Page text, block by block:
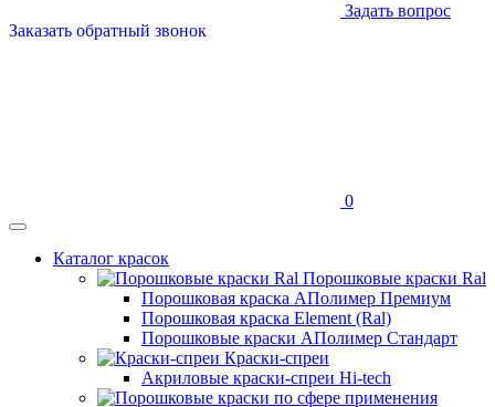
Задать вопрос
Заказать обратный звонок
0
Каталог красок
Порошковые краски Ral
Порошковая краска АПолимер Премиум
Порошковая краска Element (Ral)
Порошковые краски АПолимер Стандарт
Краски-спреи
Акриловые краски-спреи Hi-tech